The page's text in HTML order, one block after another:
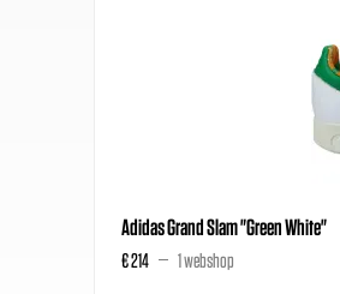
Adidas Grand Slam "Green White"
€ 214 1 webshop